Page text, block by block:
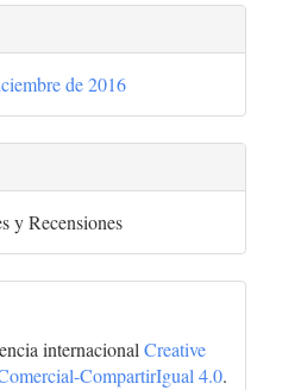
de 2016
y Recensiones
internacionalCreative
CompartirIgual 4.0.